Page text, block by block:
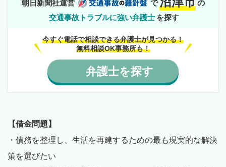
朝日新聞社運営 で
の
交通事故トラブルに強い弁護士 を探す
今すぐ電話で相談できる弁護士が見つかる！
無料相談OK事務所も！
弁護士を探す
【借金問題】
・債務を整理し、生活を再建するための最も現実的な解決
策を選びたい